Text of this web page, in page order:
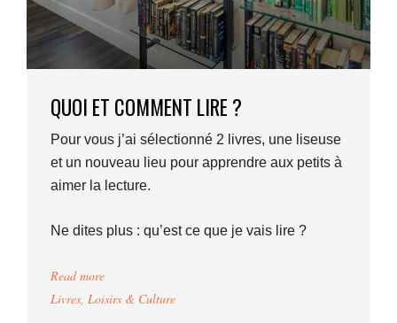
QUOI ET COMMENT LIRE ?
Pour vous j’ai sélectionné 2 livres, une liseuse
et un nouveau lieu pour apprendre aux petits à
aimer la lecture.
Ne dites plus : qu’est ce que je vais lire ?
Read more
Livres, Loisirs & Culture